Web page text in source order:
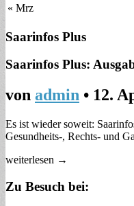
« Mrz
Saarinfos Plus
Saarinfos Plus:
von admin • 12.
Es ist wieder soweit:
Gesundheits-, Rechts- und
weiterlesen →
Zu Besuch bei: